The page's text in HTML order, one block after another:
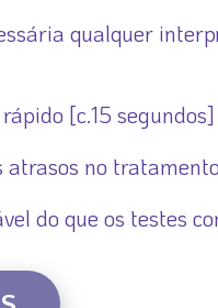
qualquer
[c.15 segundos]
atrasos no
do que os testes